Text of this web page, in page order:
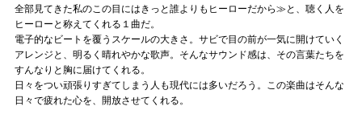
全部見てきた私のこの目にはきっと誰よりもヒーローだから≫と、聴く人を
ヒーローと称えてくれる１曲だ。
電子的なビートを覆うスケールの大きさ。サビで目の前が一気に開けていく
アレンジと、明るく晴れやかな歌声。そんなサウンド感は、その言葉たちを
すんなりと胸に届けてくれる。
日々をつい頑張りすぎてしまう人も現代には多いだろう。この楽曲はそんな
日々で疲れた心を、開放させてくれる。